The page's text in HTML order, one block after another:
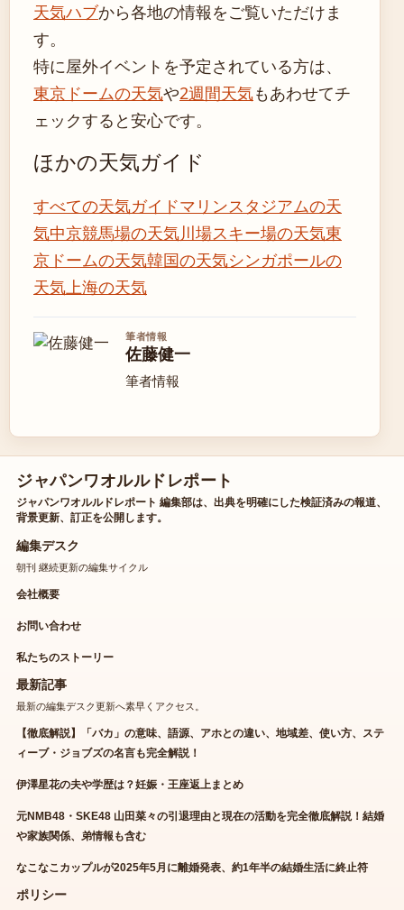
天気ハブから各地の情報をご覧いただけま
す。
特に屋外イベントを予定されている方は、
東京ドームの天気や2週間天気もあわせてチ
ェックすると安心です。
ほかの天気ガイド
すべての天気ガイドマリンスタジアムの天
気中京競馬場の天気川場スキー場の天気東
京ドームの天気韓国の天気シンガポールの
天気上海の天気
筆者情報
佐藤健一
筆者情報
ジャパンワオルルドレポート
ジャパンワオルルドレポート 編集部は、出典を明確にした検証済みの報道、
背景更新、訂正を公開します。
編集デスク
朝刊 継続更新の編集サイクル
会社概要
お問い合わせ
私たちのストーリー
最新記事
最新の編集デスク更新へ素早くアクセス。
【徹底解説】「バカ」の意味、語源、アホとの違い、地域差、使い方、ステ
ィーブ・ジョブズの名言も完全解説！
伊澤星花の夫や学歴は？妊娠・王座返上まとめ
元NMB48・SKE48 山田菜々の引退理由と現在の活動を完全徹底解説！結婚
や家族関係、弟情報も含む
なこなこカップルが2025年5月に離婚発表、約1年半の結婚生活に終止符
ポリシー